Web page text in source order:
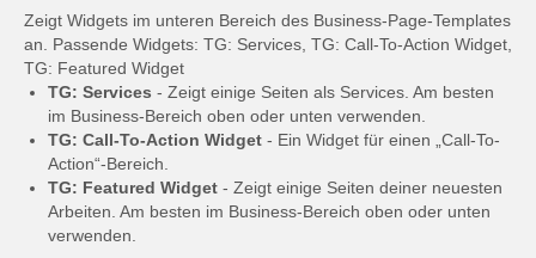
Zeigt Widgets im unteren Bereich des Business-Page-Templates
an. Passende Widgets: TG: Services, TG: Call-To-Action Widget,
TG: Featured Widget
TG: Services - Zeigt einige Seiten als Services. Am besten
im Business-Bereich oben oder unten verwenden.
TG: Call-To-Action Widget - Ein Widget für einen „Call-To-
Action“-Bereich.
TG: Featured Widget - Zeigt einige Seiten deiner neuesten
Arbeiten. Am besten im Business-Bereich oben oder unten
verwenden.